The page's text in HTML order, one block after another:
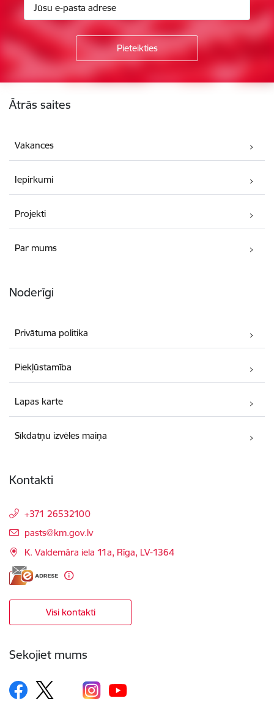
Ātrās saites
Vakances
Iepirkumi
Projekti
Par mums
Noderīgi
Privātuma politika
Piekļūstamība
Lapas karte
Sīkdatņu izvēles maiņa
Kontakti
+371 26532100
E-pasts:
pasts@km.gov.lv
K. Valdemāra iela 11a, Rīga, LV-1364
Visi kontakti
Sekojiet mums